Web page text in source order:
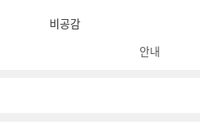
비공감
안내